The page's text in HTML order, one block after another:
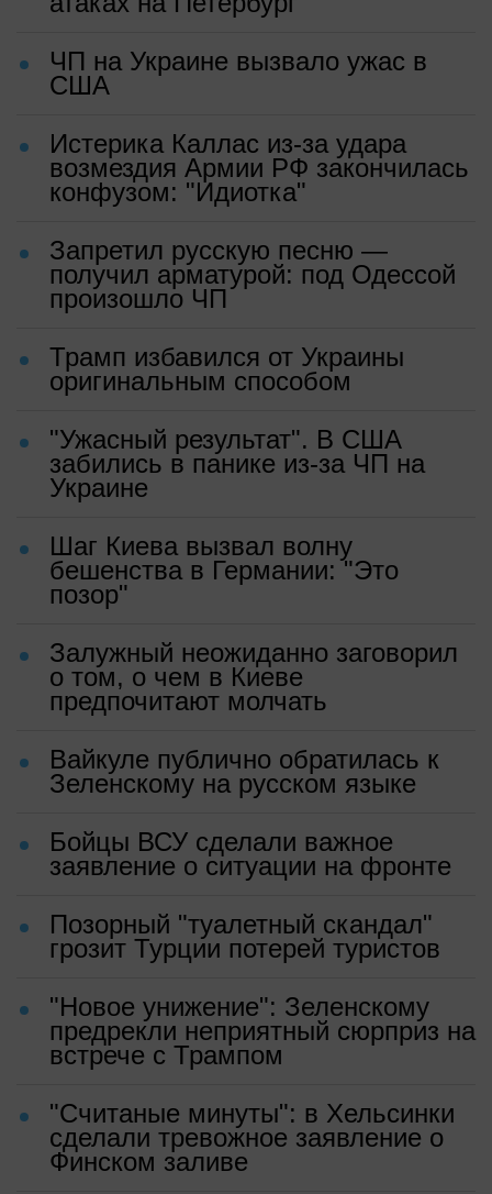
ЧП на Украине вызвало ужас в
США
Истерика Каллас из-за удара
возмездия Армии РФ закончилась
конфузом: "Идиотка"
Запретил русскую песню —
получил арматурой: под Одессой
произошло ЧП
Трамп избавился от Украины
оригинальным способом
"Ужасный результат". В США
забились в панике из-за ЧП на
Украине
Шаг Киева вызвал волну
бешенства в Германии: "Это
позор"
Залужный неожиданно заговорил
о том, о чем в Киеве
предпочитают молчать
Вайкуле публично обратилась к
Зеленскому на русском языке
Бойцы ВСУ сделали важное
заявление о ситуации на фронте
Позорный "туалетный скандал"
грозит Турции потерей туристов
"Новое унижение": Зеленскому
предрекли неприятный сюрприз на
встрече с Трампом
"Считаные минуты": в Хельсинки
сделали тревожное заявление о
Финском заливе